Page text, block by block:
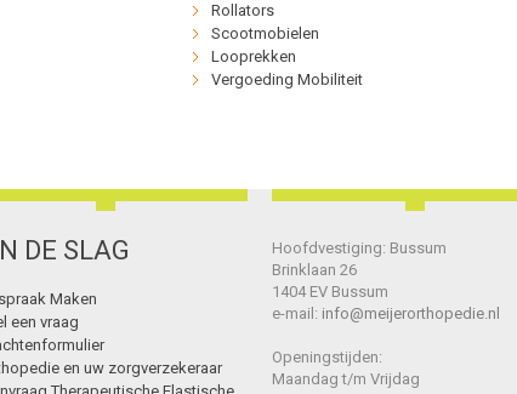
Rollators
Scootmobielen
Looprekken
Vergoeding Mobiliteit
DE SLAG
Maken
een vraag
en uw zorgverzekeraar
Hoofdvestiging: Bussum
Brinklaan 26
1404 EV Bussum
e-mail: info@meijerorthopedie.nl
Openingstijden:
Maandag t/m Vrijdag